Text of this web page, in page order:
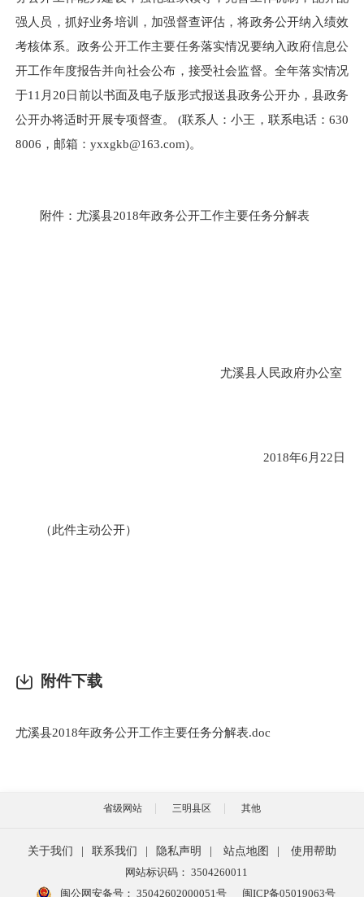
强人员，抓好业务培训，加强督查评估，将政务公开纳入绩效
考核体系。政务公开工作主要任务落实情况要纳入政府信息公
开工作年度报告并向社会公布，接受社会监督。全年落实情况
于11月20日前以书面及电子版形式报送县政务公开办，县政务
公开办将适时开展专项督查。
(联系人：小王，联系电话：630
8006，邮箱：yxxgkb@163.com)。
附件：尤溪县2018年政务公开工作主要任务分解表
尤溪县人民政府办公室
2018年6月22日
（此件主动公开）
附件下载
尤溪县2018年政务公开工作主要任务分解表.doc
省级网站 三明县区 其他
关于我们 联系我们 隐私声明 站点地图
使用帮助
网站标识码： 3504260011
闽公网安备号： 35042602000051号 闽ICP备05019063号